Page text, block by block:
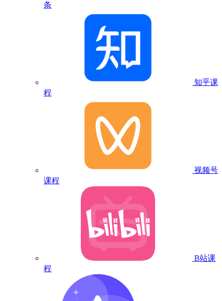
条
知乎课
程
视频号
课程
B站课
程